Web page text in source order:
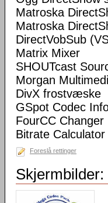
Matroska
Matroska
DirectVobSub
Matrix Mixer
SHOUTcast
Morgan
DivX frostvæske
GSpot Codec
FourCC Changer
Bitrate Calculator
Foreslå rettinger
Skjermbilder: